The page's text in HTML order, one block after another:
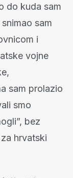
do kuda sam
sam
i
vojne
sam prolazio
smo
bez
hrvatski